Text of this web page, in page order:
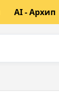
AI - Архип